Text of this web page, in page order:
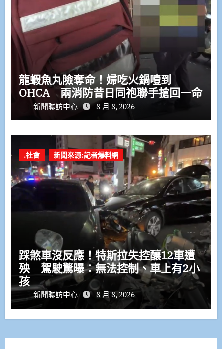
龍蝦魚丸險奪命！婦吃火鍋噎到
OHCA 兩消防昔日同袍聯手搶回一命
新聞聯訪中心 8 月 8, 2026
.社會 新聞來源:記者爆料網
踩煞車沒反應！特斯拉失控釀12車遭
殃 駕駛驚曝：無法控制、車上有2小
孩
新聞聯訪中心 8 月 8, 2026